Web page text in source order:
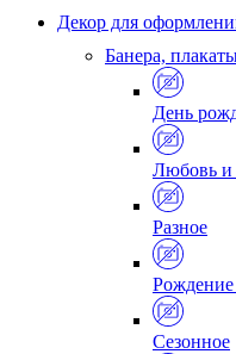
Декор для
Банера,
День
Любовь и
Разное
Рождение
Сезонное